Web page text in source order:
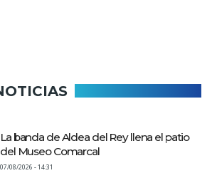
La banda de Aldea del Rey llena el patio
del Museo Comarcal
07/08/2026 - 14:31